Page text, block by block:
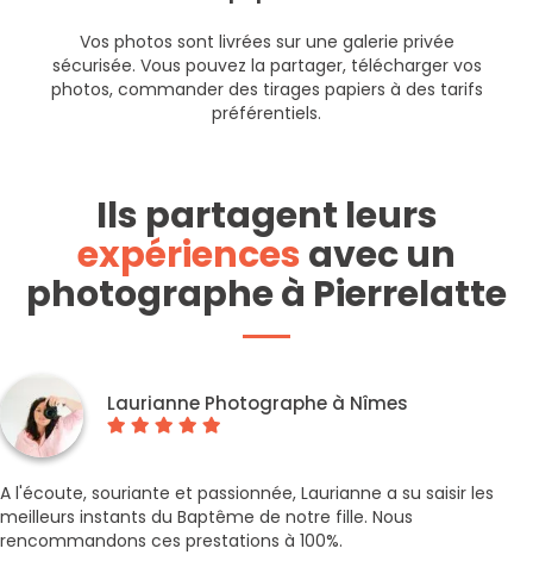
Vos photos sont livrées sur une galerie privée
sécurisée. Vous pouvez la partager, télécharger vos
photos, commander des tirages papiers à des tarifs
préférentiels.
Ils partagent leurs
expériencesavec un
photographe à Pierrelatte
Laurianne Photographe à Nîmes
A l'écoute, souriante et passionnée, Laurianne a su saisir les
meilleurs instants du Baptême de notre fille. Nous
rencommandons ces prestations à 100%.